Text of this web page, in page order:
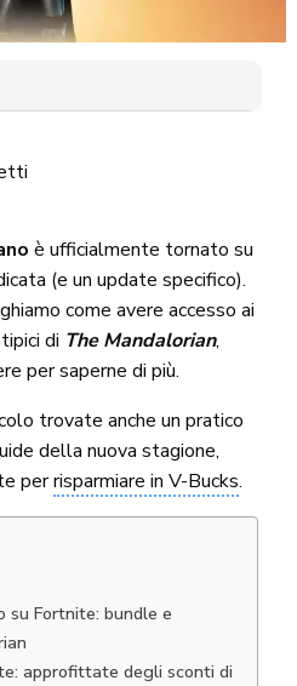
è ufficialmente tornato su
(e un update specifico).
come avere accesso ai
di The Mandalorian,
per saperne di più.
trovate anche un pratico
della nuova stagione,
perrisparmiare in V-Bucks.
su Fortnite: bundle e
approfittate degli sconti di